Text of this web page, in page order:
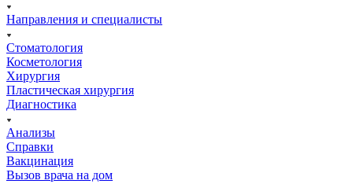
Направления и специалисты
Стоматология
Косметология
Хирургия
Пластическая хирургия
Диагностика
Анализы
Справки
Вакцинация
Вызов врача на дом